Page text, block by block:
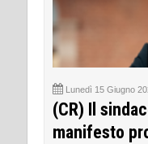
Lunedì 15 Giugno
(CR) Il
manifesto